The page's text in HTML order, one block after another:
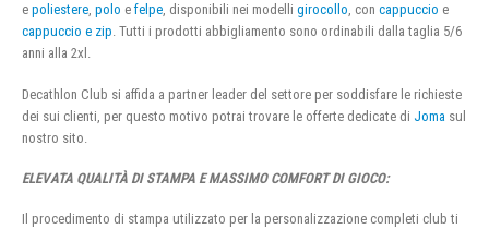
e poliestere, polo e felpe, disponibili nei modelli girocollo, con cappuccio e
cappuccio e zip. Tutti i prodotti abbigliamento sono ordinabili dalla taglia 5/6
anni alla 2xl.
Decathlon Club si affida a partner leader del settore per soddisfare le richieste
dei sui clienti, per questo motivo potrai trovare le offerte dedicate di Joma sul
nostro sito.
ELEVATA QUALITÀ DI STAMPA E MASSIMO COMFORT DI GIOCO:
Il procedimento di stampa utilizzato per la personalizzazione completi club ti